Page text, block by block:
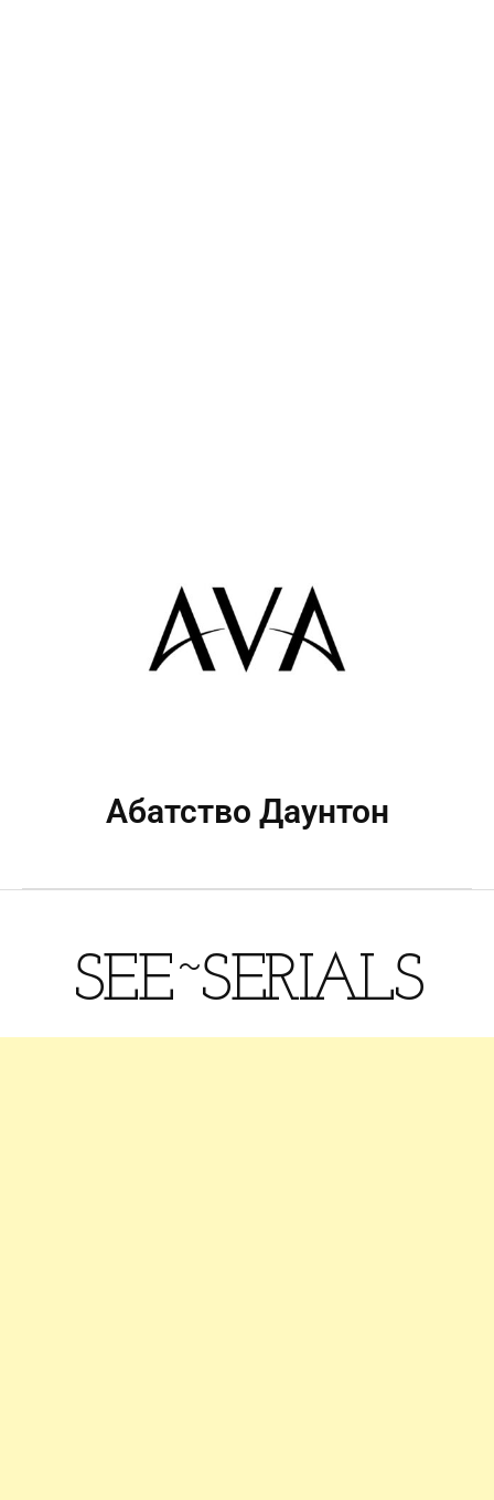
Абатство Даунтон
SEE~SERIALS